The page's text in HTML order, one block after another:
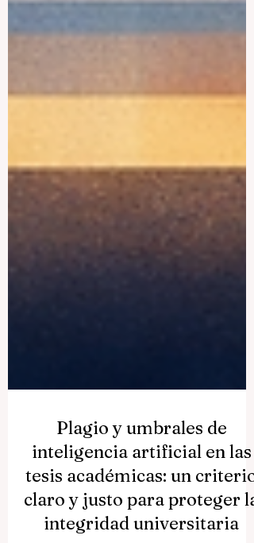
Plagio y umbrales de
inteligencia artificial en las
tesis académicas: un criterio
claro y justo para proteger la